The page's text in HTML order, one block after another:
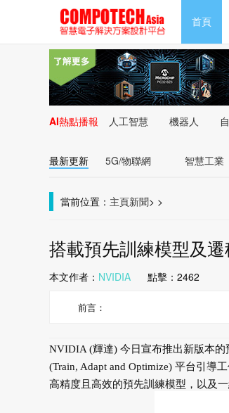
首頁
AI熱點播報 人工智慧 機器人
最新更新 5G/物聯網 智慧工業
當前位置： 主頁 >
新聞 >
搭載預先訓練模型及
本文作者： NVIDIA點擊： 2462
前言：
NVIDIA (輝達) 今日宣布推出新版本
(Train, Adapt and Optimize) 平台引導
高精度且高效的預先訓練模型，以及